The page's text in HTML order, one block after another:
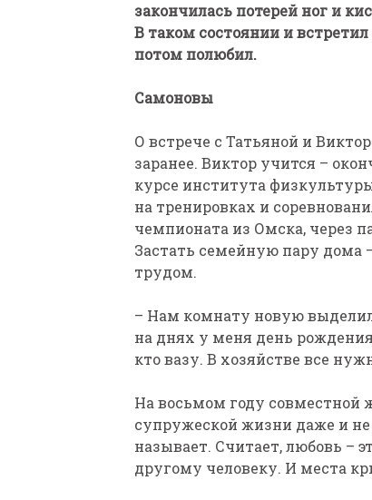
закончилась потерей ног и
В таком состоянии и
потом полюбил.
Самоновы
О встрече с Татьяной и
заранее. Виктор учится –
курсе института
на тренировках и
чемпионата из Омска, через
Застать семейную пару дома
трудом.
– Нам комнату новую
на днях у меня день
кто вазу. В хозяйстве все
На восьмом году совместной
супружеской жизни даже и
называет. Считает, любовь –
другому человеку. И места
БИАТЛОНУ И